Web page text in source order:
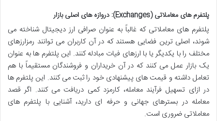
پلتفرم های معاملاتی (Exchanges): دروازه های اصلی بازار
پلتفرم های معاملاتی که غالباً به عنوان صرافی ارز دیجیتال شناخته می
شوند، اصلی ترین فضایی هستند که در آن کاربران می توانند رمزارزهای
مختلف را با یکدیگر یا با ارزهای فیات مبادله کنند. این پلتفرم ها به عنوان
یک بازار عمل می کنند که در آن خریداران و فروشندگان مستقیماً با هم
تعامل داشته و قیمت های پیشنهادی خود را ثبت می کنند. این پلتفرم ها
در ازای تسهیل فرآیند معامله، کارمزد کمی دریافت می کنند. اگر قصد
معامله در بسترهای جهانی و حرفه ای دارید، آشنایی با پلتفرم های
معاملاتی ضروری است.